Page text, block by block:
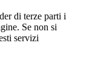
di terze parti i
Se non si
servizi